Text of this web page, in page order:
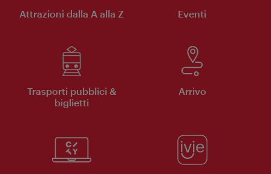
Attrazioni dalla A alla Z Eventi
Trasporti pubblici &
biglietti
Arrivo